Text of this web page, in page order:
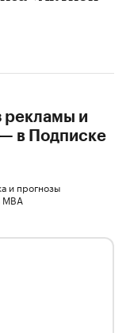
рекламы и
в Подписке
и прогнозы